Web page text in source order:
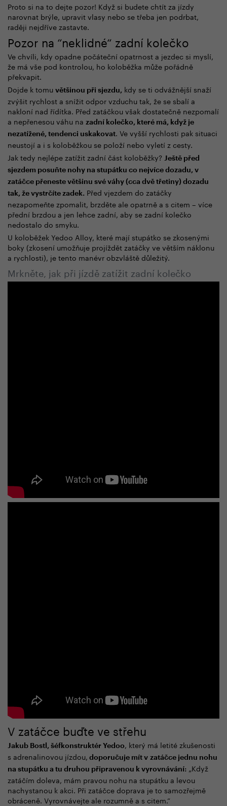
Proto si na to dejte pozor! Když si budete chtít za jízdy
narovnat brýle, upravit vlasy nebo se třeba jen podrbat,
raději nejdříve zastavte.
Pozor na “neklidné“ zadní kolečko
Ve chvíli, kdy opadne počáteční opatrnost a jezdec si myslí,
že má vše pod kontrolou, ho koloběžka může pořádně
překvapit.
Dojde k tomu většinou při sjezdu, kdy se ti odvážnější snaží
zvýšit rychlost a snížit odpor vzduchu tak, že se sbalí a
nakloní nad řídítka. Před zatáčkou však dostatečně nezpomalí
a nepřenesou váhu na zadní kolečko, které má, když je
nezatížené, tendenci uskakovat. Ve vyšší rychlosti pak situaci
neustojí a i s koloběžkou se položí nebo vyletí z cesty.
Jak tedy nejlépe zatížit zadní část koloběžky? Ještě před
sjezdem posuňte nohy na stupátku co nejvíce dozadu, v
zatáčce přeneste většinu své váhy (cca dvě třetiny) dozadu
tak, že vystrčíte zadek. Před vjezdem do zatáčky
nezapomeňte zpomalit, brzděte ale opatrně a s citem – více
přední brzdou a jen lehce zadní, aby se zadní kolečko
nedostalo do smyku.
U koloběžek Yedoo Alloy, které mají stupátko se zkosenými
boky (zkosení umožňuje projíždět zatáčky ve větším náklonu
a rychlosti), je tento manévr obzvláště důležitý.
Mrkněte, jak při jízdě zatížit zadní kolečko
V zatáčce buďte ve střehu
Jakub Bostl, šéfkonstruktér Yedoo, který má letité zkušenosti
s adrenalinovou jízdou, doporučuje mít v zatáčce jednu nohu
na stupátku a tu druhou připravenou k vyrovnávání: „Když
zatáčím doleva, mám pravou nohu na stupátku a levou
nachystanou k akci. Při zatáčce doprava je to samozřejmě
obráceně. Vyrovnávejte ale rozumně a s citem.“